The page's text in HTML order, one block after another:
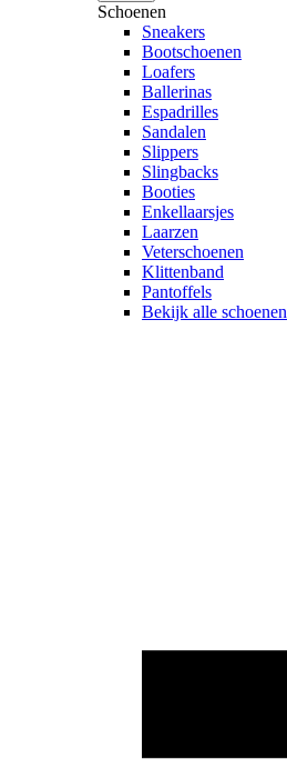
Schoenen
Sneakers
Bootschoenen
Loafers
Ballerinas
Espadrilles
Sandalen
Slippers
Slingbacks
Booties
Enkellaarsjes
Laarzen
Veterschoenen
Klittenband
Pantoffels
Bekijk alle schoenen